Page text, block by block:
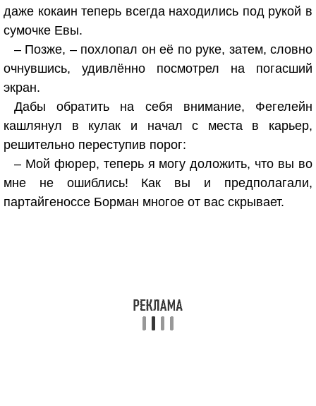
даже кокаин теперь всегда находились под рукой в
сумочке Евы.
– Позже, – похлопал он её по руке, затем, словно
очнувшись, удивлённо посмотрел на погасший
экран.
Дабы обратить на себя внимание, Фегелейн
кашлянул в кулак и начал с места в карьер,
решительно переступив порог:
– Мой фюрер, теперь я могу доложить, что вы во
мне не ошиблись! Как вы и предполагали,
партайгеноссе Борман многое от вас скрывает.